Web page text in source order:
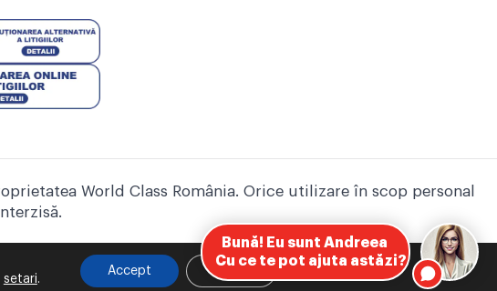
World Class România. Orice utilizare în scop personal
setari.
Accept